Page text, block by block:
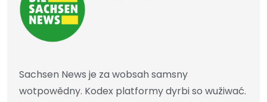
Sachsen News je za wobsah samsny
wotpowědny. Kodex platformy dyrbi so wužiwać.